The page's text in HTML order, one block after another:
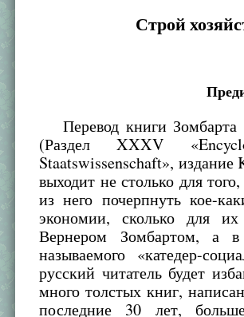
Строй
Перевод книги Зомбарта
(Раздел XXXV
Staatswissenschaft»,
выходит не столько для
из него почерпнуть кое-
экономии, сколько для
Вернером Зомбартом, а
называемого «катедер-
русский читатель будет
много толстых книг,
последние 30 лет,